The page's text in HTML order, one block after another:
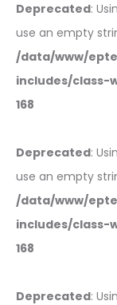
Deprecated:
use an empty
/data/www/
includes/
168
Deprecated:
use an empty
/data/www/
includes/
168
Deprecated: